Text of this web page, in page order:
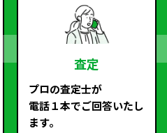
査定
プロの査定士が
電話１本でご回答いたし
ます。